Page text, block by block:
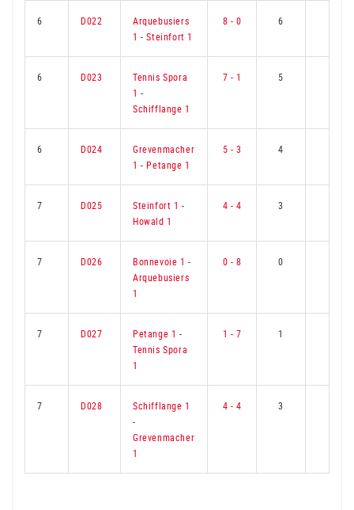
6 D022
Arquebusiers
1 -Steinfort 1
8 - 0 6
6 D023
Tennis Spora
1 -
Schifflange 1
7 - 1 5
6 D024
Grevenmacher
1 - Petange 1
5 - 3 4
7 D025 Steinfort 1 -
Howald 1
4 - 4 3
7 D026 Bonnevoie 1 -
Arquebusiers
1
0 - 8 0
7 D027 Petange 1 -
Tennis Spora
1
1 - 7 1
7 D028
Schifflange 1
-
Grevenmacher
1
4 - 4 3